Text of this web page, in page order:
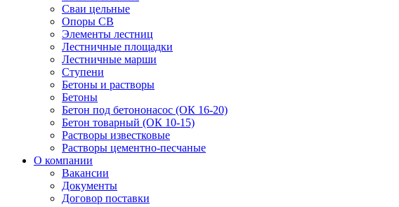
Сваи цельные
Опоры СВ
Элементы лестниц
Лестничные площадки
Лестничные марши
Ступени
Бетоны и растворы
Бетоны
Бетон под бетононасос (ОК 16-20)
Бетон товарный (ОК 10-15)
Растворы известковые
Растворы цементно-песчаные
О компании
Вакансии
Документы
Договор поставки